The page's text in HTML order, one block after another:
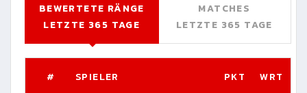
BEWERTETE RÄNGE
LETZTE 365 TAGE
MATCHES
LETZTE 365 TAGE
# SPIELER PKT WRT